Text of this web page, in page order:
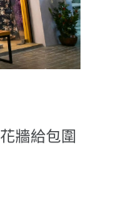
牆給包圍